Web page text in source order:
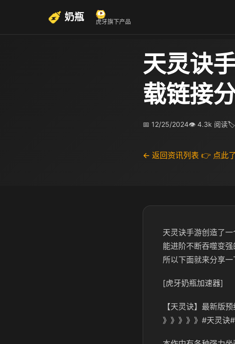
奶瓶 虎牙旗下产品
天灵诀
载链接
📅 12/25/2024👁 4.3k 阅读🏷
← 返回资讯列表 👉 点此
天灵诀手游创造了
能进阶不断吞噬变
所以下面就来分享
[虎牙奶瓶加速器]
【天灵诀】最新版
》》》》》#天灵诀